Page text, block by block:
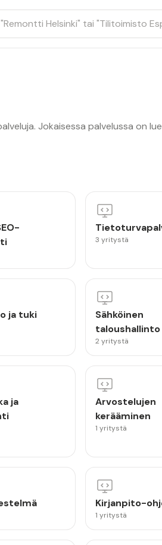
Jokaisessa palvelussa on
3 yritystä
ja tuki
Sähköinen
taloushallinto
2 yritystä
ja
Arvostelujen
kerääminen
1 yritystä
Kirjanpito-
1 yritystä